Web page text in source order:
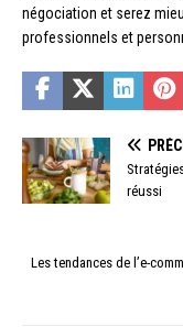
négociation et serez
professionnels et
réussi
Les tendances de l’e-